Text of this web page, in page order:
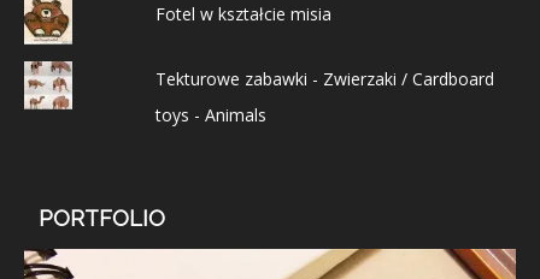
Fotel w kształcie misia
Tekturowe zabawki - Zwierzaki / Cardboard
toys - Animals
PORTFOLIO